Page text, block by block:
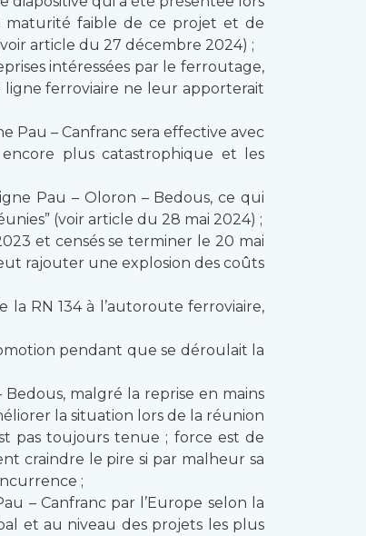
faible de ce projet et de
article du 27 décembre 2024) ;
intéressées par le ferroutage,
ferroviaire ne leur apporterait
Pau – Canfranc sera effective avec
encore plus catastrophique et les
Pau – Oloron – Bedous, ce qui
(voir article du 28 mai 2024) ;
et censés se terminer le 20 mai
rajouter une explosion des coûts
RN 134 à l’autoroute ferroviaire,
pendant que se déroulait la
malgré la reprise en mains
la situation lors de la réunion
pas toujours tenue ; force est de
craindre le pire si par malheur sa
;
– Canfranc par l’Europe selon la
et au niveau des projets les plus